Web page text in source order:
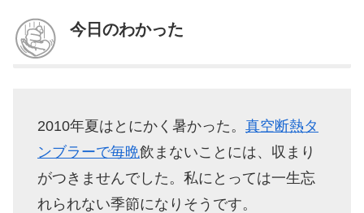
今日のわかった
2010年夏はとにかく暑かった。 真空断熱タ
ンブラーで毎晩飲まないことには、収まり
がつきませんでした。私にとっては一生忘
れられない季節になりそうです。